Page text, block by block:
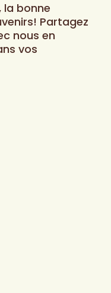
la bonne
Partagez
nous en
vos